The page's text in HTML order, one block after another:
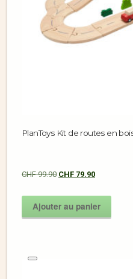
PlanToys Kit de routes en
CHF99.90 CHF 79.90
Ajouter au panier